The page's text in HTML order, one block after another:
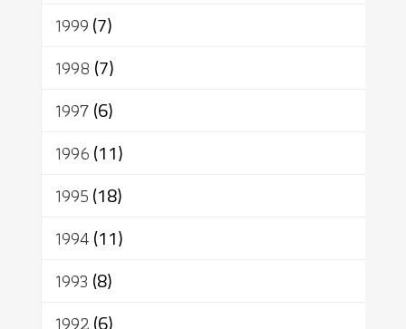
1999(7)
1998 (7)
1997(6)
1996(11)
1995(18)
1994(11)
1993 (8)
(6)